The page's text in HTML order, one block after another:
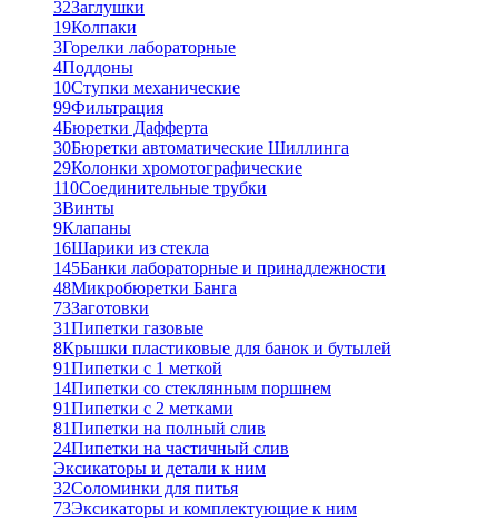
32Заглушки
19Колпаки
3Горелки лабораторные
4Поддоны
10Ступки механические
99Фильтрация
4Бюретки Дафферта
30Бюретки автоматические Шиллинга
29Колонки хромотографические
110Соединительные трубки
3Винты
9Клапаны
16Шарики из стекла
145Банки лабораторные и принадлежности
48Микробюретки Банга
73Заготовки
31Пипетки газовые
8Крышки пластиковые для банок и бутылей
91Пипетки с 1 меткой
14Пипетки со стеклянным поршнем
91Пипетки с 2 метками
81Пипетки на полный слив
24Пипетки на частичный слив
Эксикаторы и детали к ним
32Соломинки для питья
73Эксикаторы и комплектующие к ним